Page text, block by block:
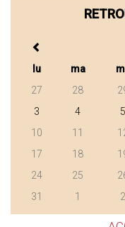
lu
ma
27
28
3
4 5
10
11
17
18
24
25
31
1 2